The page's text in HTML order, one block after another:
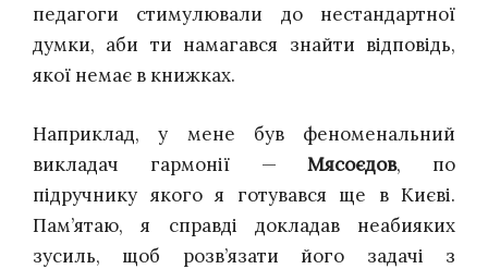
педагоги стимулювали до нестандартної
думки, аби ти намагався знайти відповідь,
якої немає в книжках.
Наприклад, у мене був феноменальний
викладач гармонії —Мясоєдов, по
підручнику якого я готувався ще в Києві.
Пам’ятаю, я справді докладав неабияких
зусиль, щоб розв’язати його задачі з